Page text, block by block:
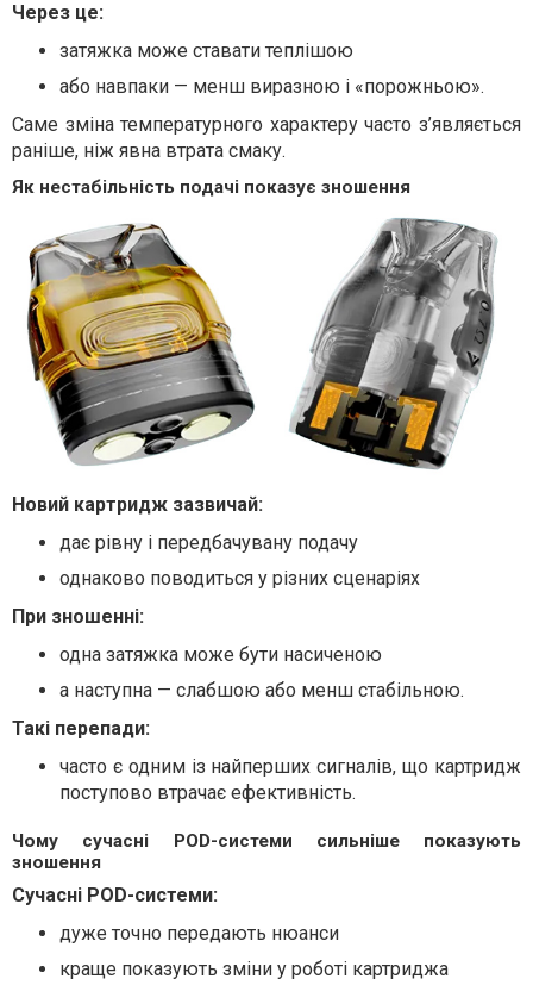
Через це:
затяжка може ставати теплішою
або навпаки — менш виразною і «порожньою».
Саме зміна температурного характеру часто з’являється
раніше, ніж явна втрата смаку.
Як нестабільність подачі показує зношення
Новий картридж зазвичай:
дає рівну і передбачувану подачу
однаково поводиться у різних сценаріях
При зношенні:
одна затяжка може бути насиченою
а наступна — слабшою або менш стабільною.
Такі перепади:
часто є одним із найперших сигналів, що картридж
поступово втрачає ефективність.
Чому сучасні POD-системи сильніше показують
зношення
Сучасні POD-системи:
дуже точно передають нюанси
краще показують зміни у роботі картриджа